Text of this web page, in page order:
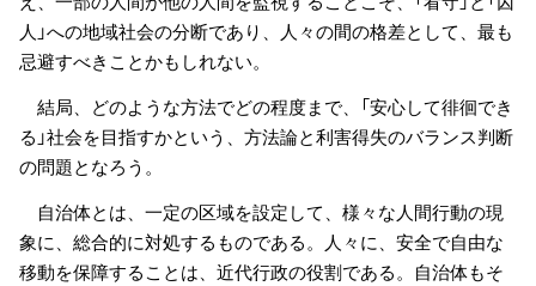
人」への地域社会の分断であり、人々の間の格差として、最も
忌避すべきことかもしれない。
結局、どのような方法でどの程度まで、「安心して徘徊でき
る」社会を目指すかという、方法論と利害得失のバランス判断
の問題となろう。
自治体とは、一定の区域を設定して、様々な人間行動の現
象に、総合的に対処するものである。人々に、安全で自由な
移動を保障することは、近代行政の役割である。自治体もそ